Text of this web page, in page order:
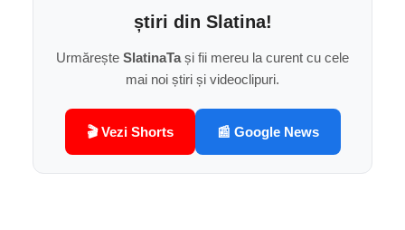
știri din Slatina!
Urmărește SlatinaTași fii mereu la curent cu cele
mai noi știri și videoclipuri.
🎬 Vezi Shorts 📰 Google News